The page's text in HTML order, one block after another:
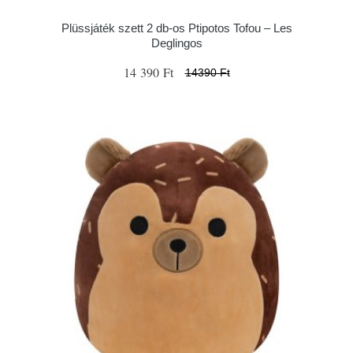
Plüssjáték szett 2 db-os Ptipotos Tofou – Les
Deglingos
14 390 Ft 14390 Ft